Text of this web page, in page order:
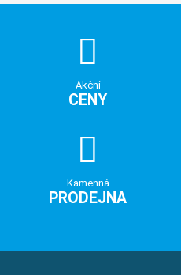
Akční
CENY
Kamenná
PRODEJNA